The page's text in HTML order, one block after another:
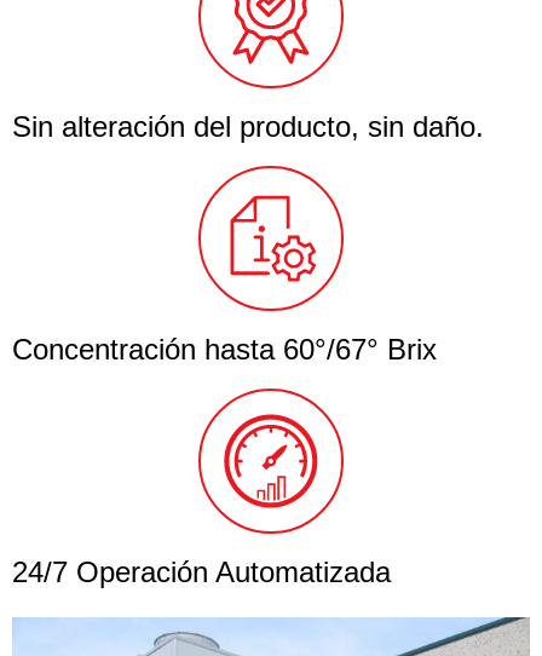
Sin alteración del producto, sin daño.
Concentración hasta 60°/67° Brix
24/7 Operación Automatizada